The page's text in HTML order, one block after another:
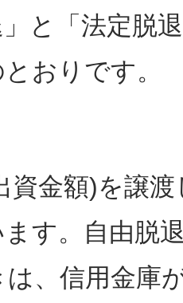
と「法定脱
おりです。
資金額)を譲
す。自由脱
、信用金庫